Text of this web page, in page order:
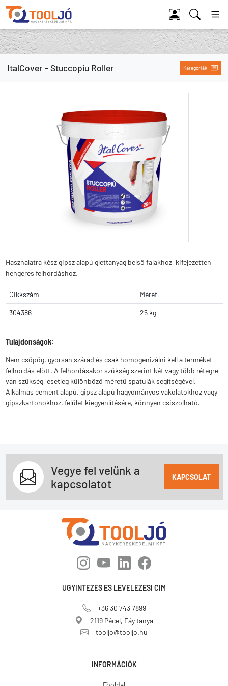
Tool Jó
ItalCover - Stuccopiu Roller Kategóriák
Használatra kész gipsz alapú glettanyag belső falakhoz, kifejezetten
hengeres felhordáshoz.
Cikkszám Méret
304386 25 kg
Tulajdonságok:
Nem csöpög, gyorsan szárad és csak homogenizálni kell a terméket
felhordás előtt. A felhordásakor szükség szerint két vagy több rétegre
van szükség, esetleg különböző méretű spatulák segítségével.
Alkalmas cement alapú, gipsz alapú hagyományos vakolatokhoz vagy
gipszkartonokhoz, felület kiegyenlítésére, könnyen csiszolható.
Vegye fel velünk a
kapcsolatot
KAPCSOLAT
ÜGYINTÉZÉS ÉS LEVELEZÉSI CÍM
+36 30 743 7899
2119 Pécel, Fáy tanya
tooljo@tooljo.hu
INFORMÁCIÓK